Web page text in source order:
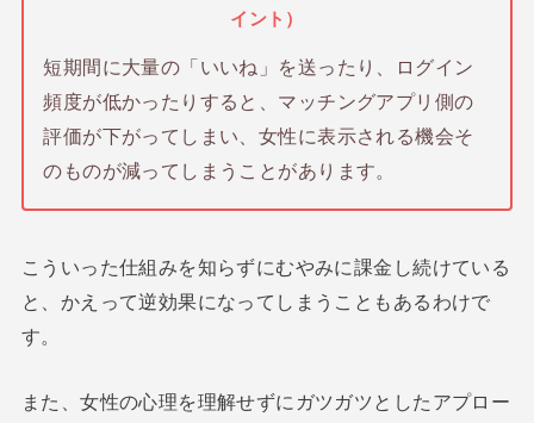
イント）
短期間に大量の「いいね」を送ったり、ログイン
頻度が低かったりすると、マッチングアプリ側の
評価が下がってしまい、女性に表示される機会そ
のものが減ってしまうことがあります。
こういった仕組みを知らずにむやみに課金し続けている
と、かえって逆効果になってしまうこともあるわけで
す。
また、女性の心理を理解せずにガツガツとしたアプロー